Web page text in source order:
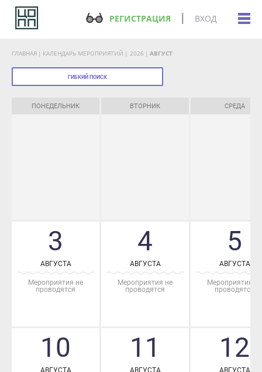
РЕГИСТРАЦИЯ ВХОД
ГЛАВНАЯ КАЛЕНДАРЬ МЕРОПРИЯТИЙ 2026 АВГУСТ
ГИБКИЙ ПОИСК
ПОНЕДЕЛЬНИК ВТОРНИК СРЕДА
3
Мероприятия не
проводятся
4
Мероприятия не
проводятся
5
Мероприятия не
проводятся
10 11 12